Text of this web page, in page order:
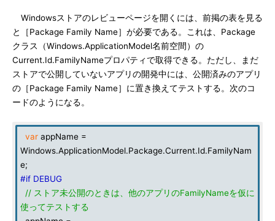
Windowsストアのレビューページを開くには、前掲の表を見る
と［Package Family Name］が必要である。これは、Package
クラス（Windows.ApplicationModel名前空間）の
Current.Id.FamilyNameプロパティで取得できる。ただし、まだ
ストアで公開していないアプリの開発中には、公開済みのアプリ
の［Package Family Name］に置き換えてテストする。次のコ
ードのようになる。
var appName =
Windows.ApplicationModel.Package.Current.Id.FamilyNam
e;
#if DEBUG
// ストア未公開のときは、他のアプリのFamilyNameを仮に
使ってテストする